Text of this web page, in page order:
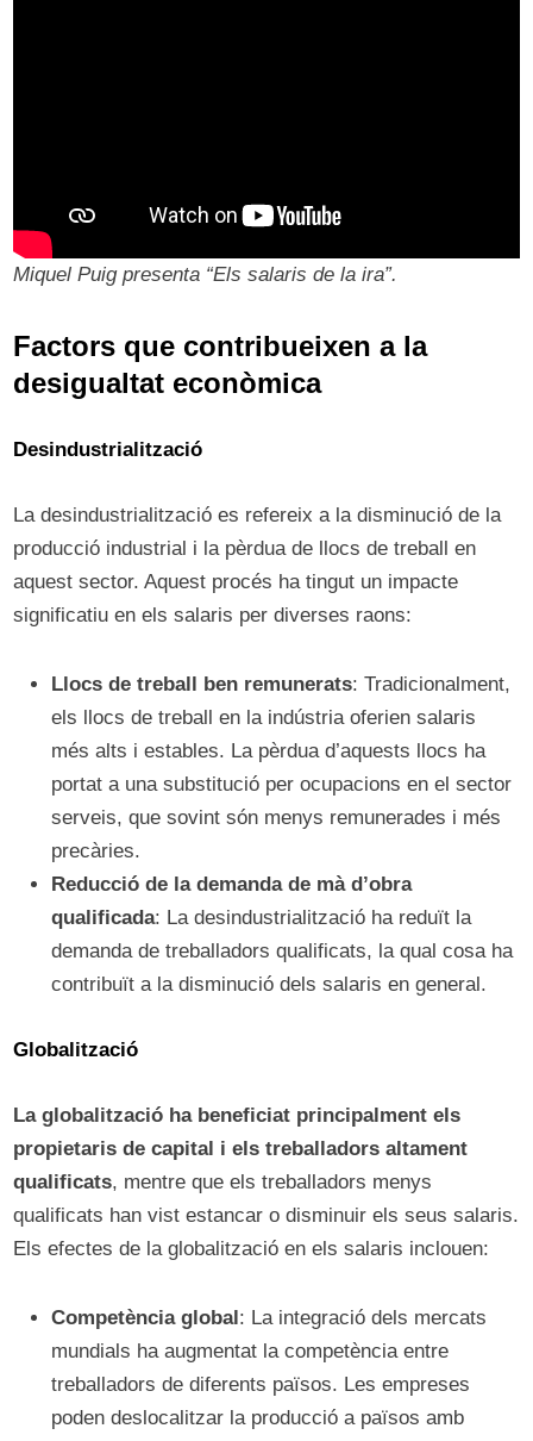
Miquel Puig presenta “Els salaris de la ira”.
Factors que contribueixen a la
desigualtat econòmica
Desindustrialització
La desindustrialització es refereix a la disminució de la
producció industrial i la pèrdua de llocs de treball en
aquest sector. Aquest procés ha tingut un impacte
significatiu en els salaris per diverses raons:
Llocs de treball ben remunerats: Tradicionalment,
els llocs de treball en la indústria oferien salaris
més alts i estables. La pèrdua d’aquests llocs ha
portat a una substitució per ocupacions en el sector
serveis, que sovint són menys remunerades i més
precàries.
Reducció de la demanda de mà d’obra
qualificada: La desindustrialització ha reduït la
demanda de treballadors qualificats, la qual cosa ha
contribuït a la disminució dels salaris en general.
Globalització
La globalització ha beneficiat principalment els
propietaris de capital i els treballadors altament
qualificats, mentre que els treballadors menys
qualificats han vist estancar o disminuir els seus salaris.
Els efectes de la globalització en els salaris inclouen:
Competència global : La integració dels mercats
mundials ha augmentat la competència entre
treballadors de diferents països. Les empreses
poden deslocalitzar la producció a països amb